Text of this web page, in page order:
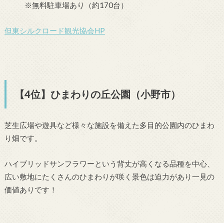
※無料駐車場あり（約170台）
但東シルクロード観光協会HP
【4位】ひまわりの丘公園（小野市）
芝生広場や遊具など様々な施設を備えた多目的公園内のひまわ
り畑です。
ハイブリッドサンフラワーという背丈が高くなる品種を中心、
広い敷地にたくさんのひまわりが咲く景色は迫力があり一見の
価値ありです！